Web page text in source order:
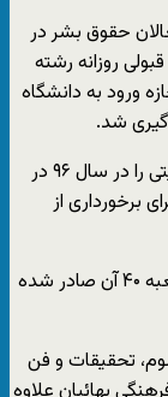
حقوق بشر در
بهایی با رتبه ۳۰۰۰ ریاضی، قبولی روزانه رشته
بابل، از روز ۱۲ مهر ماه ۱۳۹۵ اجازه ورود به دانشگاه
شد.
این شهروند بهایی برای استیفای حقوق خود شکایتی را در سال ۹۶ در
برخورداری از
روز گذشته حکم دیوان عدالت اداری که توسط شعبه ۴۰ آن صادر شده
تحقیقات و فن